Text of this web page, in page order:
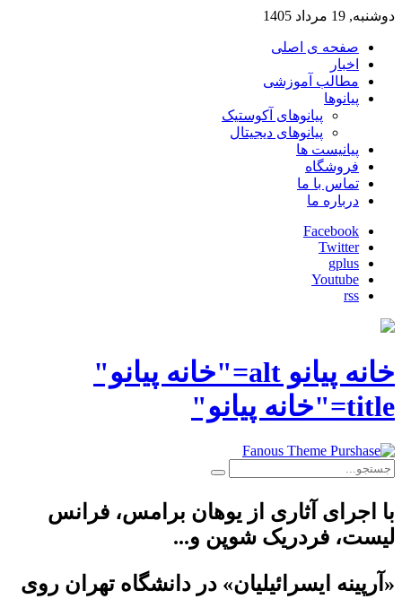
دوشنبه, 19 مرداد 1405
صفحه ی اصلی
اخبار
مطالب آموزشی
پیانوها
پیانوهای آکوستیک
پیانوهای دیجیتال
پیانیست ها
فروشگاه
تماس با ما
درباره ما
Facebook
Twitter
gplus
Youtube
rss
خانه پیانو alt="خانه پیانو"
title="خانه پیانو"
با اجرای آثاری از یوهان برامس، فرانس
لیست، فردریک شوپن و...
«آرپینه ایسرائیلیان» در دانشگاه تهران روی